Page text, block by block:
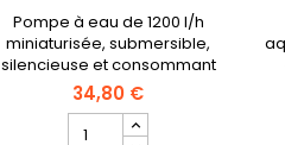
Pompe à eau de 1200 l/h
miniaturisée, submersible,
silencieuse et consommant
peu d'électricité.
34,80 €